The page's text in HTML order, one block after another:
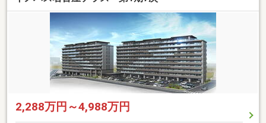
2,288万円～4,988万円